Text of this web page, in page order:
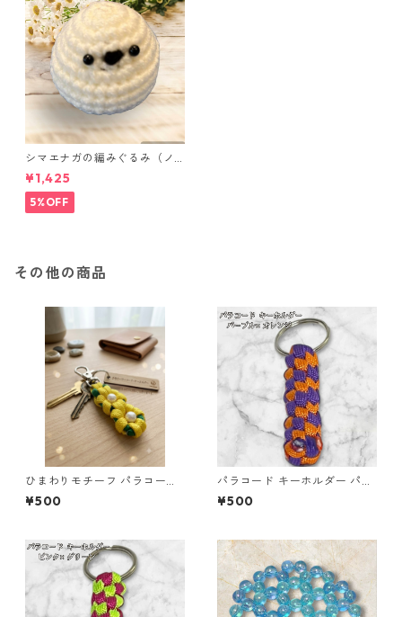
シマエナガの編みぐるみ（ノ
ーマル）
¥1,425
5%OFF
その他の商品
ひまわりモチーフ パラコード
キーホルダー s44 アウトドア
¥500
パラコード キーホルダー パー
プル オレンジ 編み込み s19
¥500